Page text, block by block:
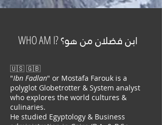
WHO AM I?ابن فضلان من هو؟
🇺🇸 🇬🇧
"Ibn Fadlan" or Mostafa Farouk is a
polyglot Globetrotter & System analyst
who explores the world cultures &
culinaries.
He studied Egyptology & Business